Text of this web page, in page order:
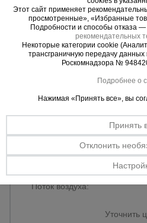
0 отзывов
Газовая тепловая пушка Ballu
Мощность обогрева, кВт:
Поток воздуха:
Уточнить
Этот сайт применяет
просмотренные», «Избранные
Подробности и способы отказа —
рекомендательных
Некоторые категории cookie
трансграничную передачу
Роскомнадзора №
Подробнее о
Нажимая «Принять все», вы
Принять
Отклонить